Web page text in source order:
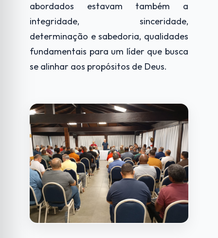
abordados estavam também a
integridade, sinceridade,
determinação e sabedoria, qualidades
fundamentais para um líder que busca
se alinhar aos propósitos de Deus.